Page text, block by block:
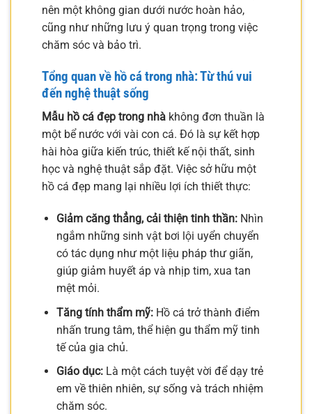
nên một không gian dưới nước hoàn hảo,
cũng như những lưu ý quan trọng trong việc
chăm sóc và bảo trì.
Tổng quan về hồ cá trong nhà: Từ thú vui
đến nghệ thuật sống
Mẫu hồ cá đẹp trong nhà không đơn thuần là
một bể nước với vài con cá. Đó là sự kết hợp
hài hòa giữa kiến trúc, thiết kế nội thất, sinh
học và nghệ thuật sắp đặt. Việc sở hữu một
hồ cá đẹp mang lại nhiều lợi ích thiết thực:
Giảm căng thẳng, cải thiện tinh thần:Nhìn
ngắm những sinh vật bơi lội uyển chuyển
có tác dụng như một liệu pháp thư giãn,
giúp giảm huyết áp và nhịp tim, xua tan
mệt mỏi.
Tăng tính thẩm mỹ:Hồ cá trở thành điểm
nhấn trung tâm, thể hiện gu thẩm mỹ tinh
tế của gia chủ.
Giáo dục:Là một cách tuyệt vời để dạy trẻ
em về thiên nhiên, sự sống và trách nhiệm
chăm sóc.